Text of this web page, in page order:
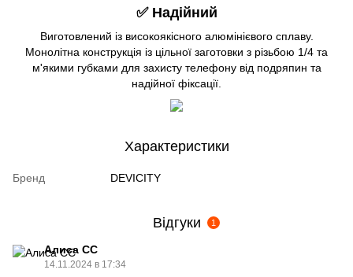
✅ Надійний
Виготовлений із високоякісного алюмінієвого сплаву.
Монолітна конструкція із цільної заготовки з різьбою 1/4 та
м'якими губками для захисту телефону від подряпин та
надійної фіксації.
Характеристики
Бренд DEVICITY
Відгуки 1
Алиса СС
14.11.2024 в 17:34